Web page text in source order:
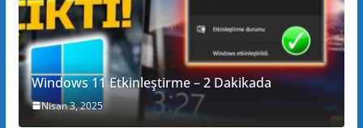
Windows 11 Etkinleştirme – 2 Dakikada
Nisan 3, 2025